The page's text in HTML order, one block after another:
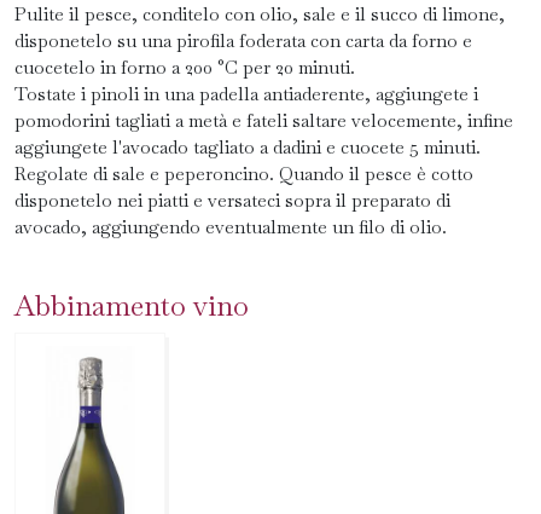
Pulite il pesce, conditelo con olio, sale e il succo di limone,
disponetelo su una pirofila foderata con carta da forno e
cuocetelo in forno a 200 °C per 20 minuti.
Tostate i pinoli in una padella antiaderente, aggiungete i
pomodorini tagliati a metà e fateli saltare velocemente, infine
aggiungete l'avocado tagliato a dadini e cuocete 5 minuti.
Regolate di sale e peperoncino. Quando il pesce è cotto
disponetelo nei piatti e versateci sopra il preparato di
avocado, aggiungendo eventualmente un filo di olio.
Abbinamento vino